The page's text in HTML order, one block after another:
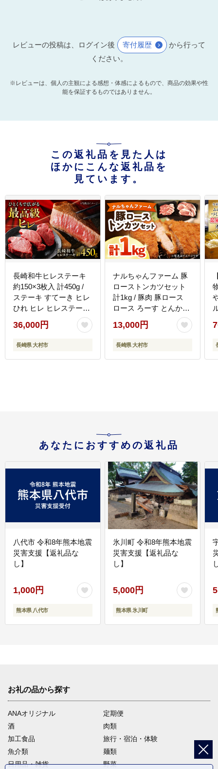
レビューの投稿は、ログイン後 寄付履歴
から行って
ください。
※レビューは、個人の主観による感想・体感によるもので、商品の効果や性
能を保証するものではありません。
この返礼品を見た人は
ほかにこんな返礼品を
見ています。
長崎和牛ヒレステーキ
約150×3枚入 計450g /
ステーキ すてーき ヒレ
ひれ ヒレ ヒレステーキ
ヒレ肉 和牛 牛肉 肉 牛 /
大村市 / まるしん商会
[ACCD004]
36,000円
長崎県 大村市
ナルちゃんファーム 豚
ローストンカツセット
計1kg / 豚肉 豚ロース
ロース ろーす とんかつ
トンカツ 小分け / 大村
市 / おおむら夢ファーム
シュシュ[ACAA016]
13,000円
長崎県 大村市
あなたにおすすめの返礼品
八代市 令和8年熊本地震
災害支援【返礼品な
し】
1,000円
熊本県 八代市
氷川町 令和8年熊本地震
災害支援【返礼品な
し】
5,000円
熊本県 氷川町
お礼の品から探す
ANAオリジナル
定期便
酒
肉類
加工食品
旅行・宿泊・体験
魚介類
麺類
日用品・雑貨
野菜